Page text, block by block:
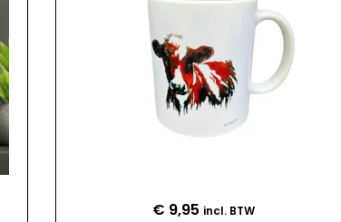
€ 9,95 incl. BTW